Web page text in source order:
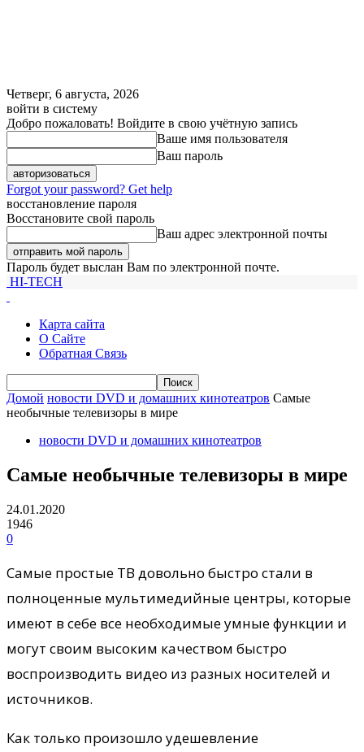
Четверг, 6 августа, 2026
войти в систему
Добро пожаловать! Войдите в свою учётную запись
Ваше имя пользователя
Ваш пароль
Forgot your password? Get help
восстановление пароля
Восстановите свой пароль
Ваш адрес электронной почты
Пароль будет выслан Вам по электронной почте.
HI-TECH
Карта сайта
О Сайте
Обратная Связь
Домой новости DVD и домашних кинотеатров Самые
необычные телевизоры в мире
новости DVD и домашних кинотеатров
Самые необычные телевизоры в мире
24.01.2020
1946
0
Самые простые ТВ довольно быстро стали в
полноценные мультимедийные центры, которые
имеют в себе все необходимые умные функции и
могут своим высоким качеством быстро
воспроизводить видео из разных носителей и
источников.
Как только произошло удешевление